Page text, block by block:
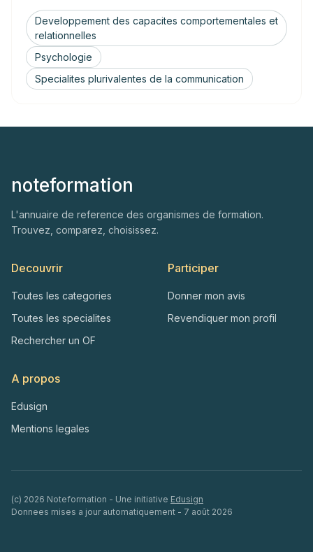
Developpement des capacites comportementales et
relationnelles
Psychologie
Specialites plurivalentes de la communication
noteformation
L'annuaire de reference des organismes de formation.
Trouvez, comparez, choisissez.
Decouvrir
Toutes les categories
Toutes les specialites
Rechercher un OF
Participer
Donner mon avis
Revendiquer mon profil
A propos
Edusign
Mentions legales
(c) 2026 Noteformation - Une initiative Edusign
Donnees mises a jour automatiquement - 7 août 2026